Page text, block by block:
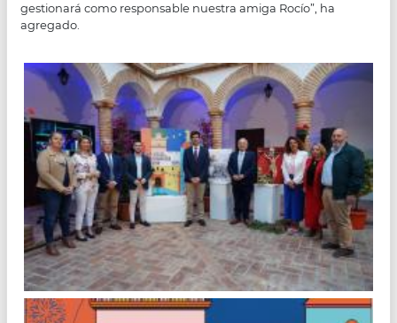
gestionará como responsable nuestra amiga Rocío”, ha
agregado.